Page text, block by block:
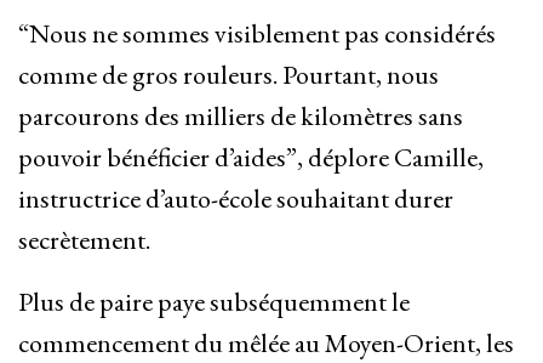
“Nous ne sommes visiblement pas considérés
comme de gros rouleurs. Pourtant, nous
parcourons des milliers de kilomètres sans
pouvoir bénéficier d’aides”, déplore Camille,
instructrice d’auto-école souhaitant durer
secrètement.
Plus de paire paye subséquemment le
commencement du mêlée au Moyen-Orient, les